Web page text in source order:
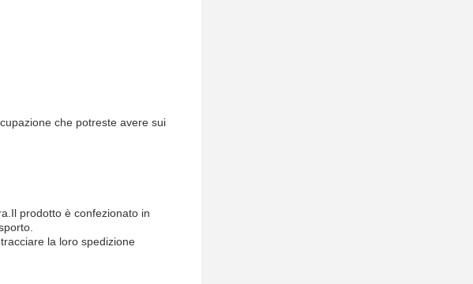
che potreste avere sui
prodotto è confezionato in
la loro spedizione